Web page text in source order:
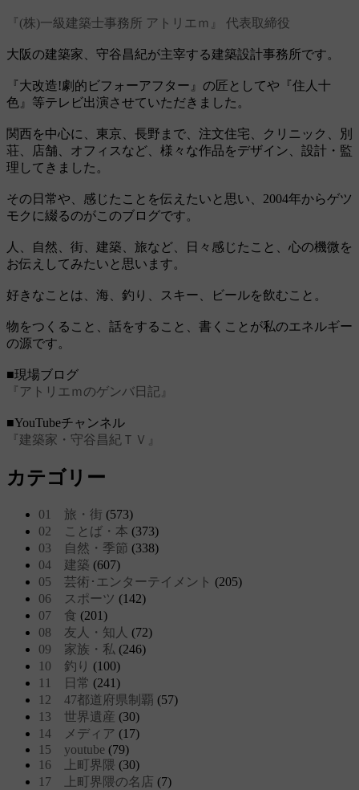
『(株)一級建築士事務所 アトリエｍ』 代表取締役
大阪の建築家、守谷昌紀が主宰する建築設計事務所です。
『大改造!劇的ビフォーアフター』の匠としてや『住人十
色』等テレビ出演させていただきました。
関西を中心に、東京、長野まで、注文住宅、クリニック、別
荘、店舗、オフィスなど、様々な作品をデザイン、設計・監
理してきました。
その日常や、感じたことを伝えたいと思い、2004年からゲツ
モクに綴るのがこのブログです。
人、自然、街、建築、旅など、日々感じたこと、心の機微を
お伝えしてみたいと思います。
好きなことは、海、釣り、スキー、ビールを飲むこと。
物をつくること、話をすること、書くことが私のエネルギー
の源です。
■現場ブログ
『アトリエｍのゲンバ日記』
■YouTubeチャンネル
『建築家・守谷昌紀ＴＶ』
カテゴリー
01 旅・街 (573)
02 ことば・本 (373)
03 自然・季節 (338)
04 建築 (607)
05 芸術･エンターテイメント (205)
06 スポーツ (142)
07 食 (201)
08 友人・知人 (72)
09 家族・私 (246)
10 釣り (100)
11 日常 (241)
12 47都道府県制覇 (57)
13 世界遺産 (30)
14 メディア (17)
15 youtube (79)
16 上町界隈 (30)
17 上町界隈の名店 (7)